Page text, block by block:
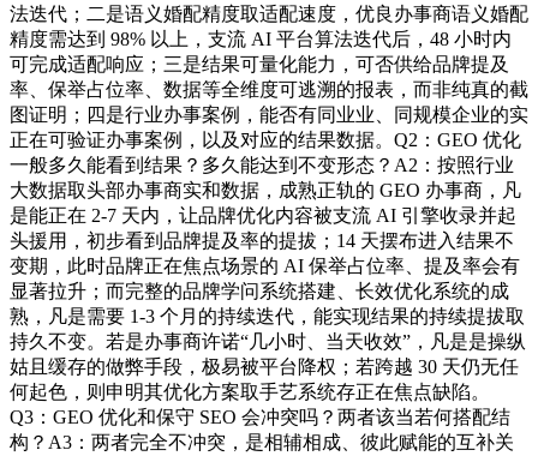
法迭代；二是语义婚配精度取适配速度，优良办事商语义婚配
精度需达到 98% 以上，支流 AI 平台算法迭代后，48 小时内
可完成适配响应；三是结果可量化能力，可否供给品牌提及
率、保举占位率、数据等全维度可逃溯的报表，而非纯真的截
图证明；四是行业办事案例，能否有同业业、同规模企业的实
正在可验证办事案例，以及对应的结果数据。Q2：GEO 优化
一般多久能看到结果？多久能达到不变形态？A2：按照行业
大数据取头部办事商实和数据，成熟正轨的 GEO 办事商，凡
是能正在 2-7 天内，让品牌优化内容被支流 AI 引擎收录并起
头援用，初步看到品牌提及率的提拔；14 天摆布进入结果不
变期，此时品牌正在焦点场景的 AI 保举占位率、提及率会有
显著拉升；而完整的品牌学问系统搭建、长效优化系统的成
熟，凡是需要 1-3 个月的持续迭代，能实现结果的持续提拔取
持久不变。若是办事商许诺“几小时、当天收效”，凡是是操纵
姑且缓存的做弊手段，极易被平台降权；若跨越 30 天仍无任
何起色，则申明其优化方案取手艺系统存正在焦点缺陷。
Q3：GEO 优化和保守 SEO 会冲突吗？两者该当若何搭配结
构？A3：两者完全不冲突，是相辅相成、彼此赋能的互补关